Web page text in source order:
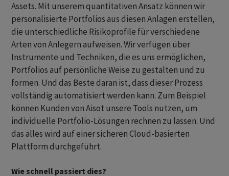
Assets. Mit unserem quantitativen Ansatz können wir
personalisierte Portfolios aus diesen Anlagen erstellen,
die unterschiedliche Risikoprofile für verschiedene
Arten von Anlegern aufweisen. Wir verfügen über
Instrumente und Techniken, die es uns ermöglichen,
Portfolios auf persönliche Weise zu gestalten und zu
formen. Und das Beste daran ist, dass dieser Prozess
vollständig automatisiert werden kann. Zum Beispiel
können Kunden von Aisot unsere Tools nutzen, um
individuelle Portfolio-Lösungen rechnen zu lassen. Und
das alles wird auf einer sicheren Cloud-basierten
Plattform durchgeführt.
Wie schnell passiert dies?